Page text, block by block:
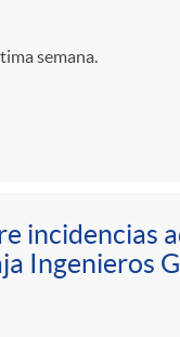
semana.
incidencias
Ingenieros